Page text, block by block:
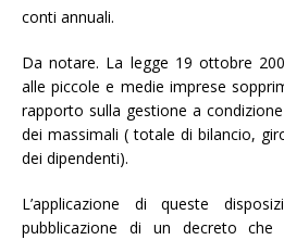
conti annuali.
Da notare. La legge 19 ottobre
alle piccole e medie imprese
rapporto sulla gestione a
dei massimali ( totale di bilancio,
dei dipendenti).
L’applicazione di queste
pubblicazione di un decreto che